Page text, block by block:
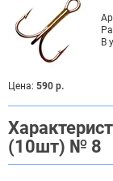
В
Цена: 590 р.
(10шт) № 8